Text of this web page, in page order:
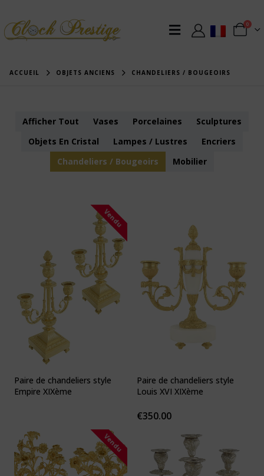
0
ACCUEIL OBJETS ANCIENS CHANDELIERS / BOUGEOIRS
Afficher Tout Vases Porcelaines
Sculptures
Objets En Cristal
Lampes / Lustres
Encriers
Chandeliers / Bougeoirs
Mobilier
Vendu
Paire de chandeliers style
Empire XIXème
Paire de chandeliers style
Louis XVI XIXème
€350.00
Vendu